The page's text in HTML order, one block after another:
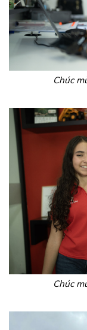
Chúc
Chúc